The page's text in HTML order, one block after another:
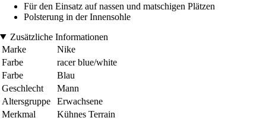
Für den Einsatz auf nassen und matschigen Plätzen
Polsterung in der Innensohle
Zusätzliche Informationen
Marke
Nike
Farbe
racer blue/white
Farbe
Blau
Geschlecht
Mann
Altersgruppe
Erwachsene
Merkmal
Kühnes Terrain